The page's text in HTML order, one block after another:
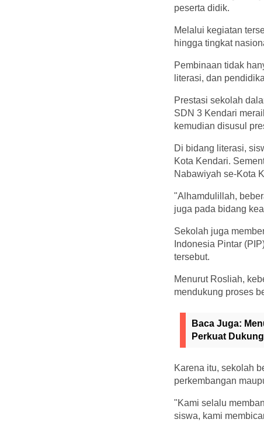
peserta didik.
Melalui kegiatan
hingga tingkat
Pembinaan tidak
literasi, dan
Prestasi sekolah
SDN 3 Kendari
kemudian disusul
Di bidang literasi,
Kota Kendari.
Nabawiyah se-Kota
"Alhamdulillah,
juga pada bidang
Sekolah juga
Indonesia Pintar
tersebut.
Menurut Rosliah,
mendukung proses
Baca Juga:
Perkuat
Karena itu, sekolah
perkembangan
"Kami selalu
siswa, kami